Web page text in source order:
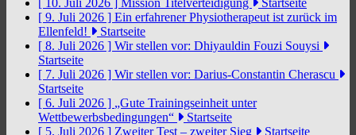
[ 10. Juli 2026 ] Mission Titelverteidigung
Startseite
[ 9. Juli 2026 ] Ein erfahrener Physiotherapeut ist zurück im
Ellenfeld!
Startseite
[ 8. Juli 2026 ] Wir stellen vor: Dhiyauldin Fouzi Souysi
Startseite
[ 7. Juli 2026 ] Wir stellen vor: Darius-Constantin Cherascu
Startseite
[ 6. Juli 2026 ] „Gute Trainingseinheit unter
Wettbewerbsbedingungen“
Startseite
[ 5. Juli 2026 ] Zweiter Test – zweiter Sieg
Startseite